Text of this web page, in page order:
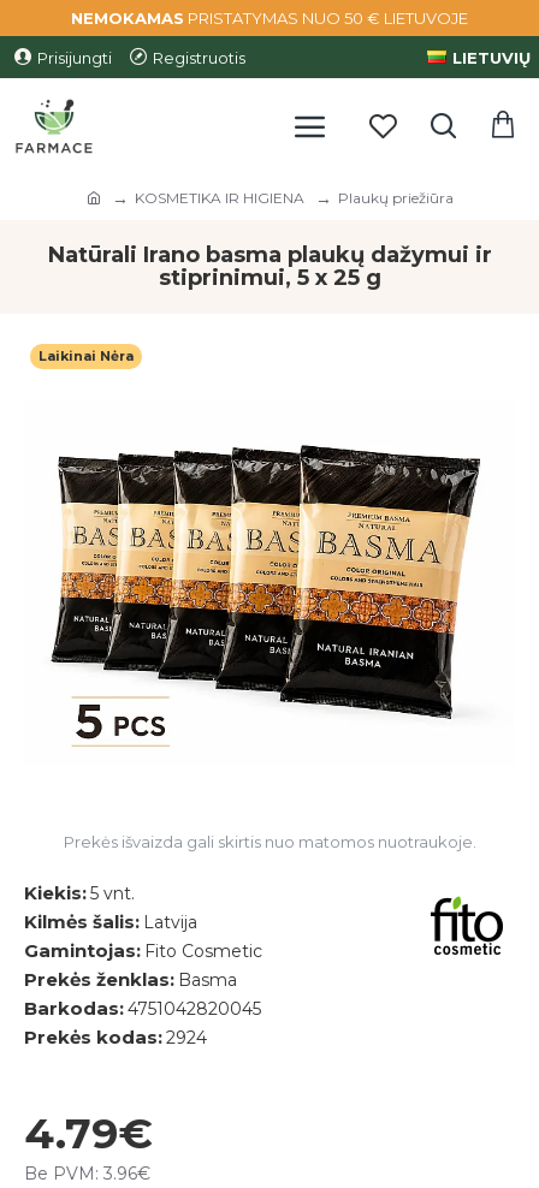
NEMOKAMAS PRISTATYMAS NUO 50 € LIETUVOJE
Prisijungti Registruotis LIETUVIŲ
KOSMETIKA IR HIGIENA Plaukų priežiūra
Natūrali Irano basma plaukų dažymui ir
stiprinimui, 5 x 25 g
Laikinai Nėra
Prekės išvaizda gali skirtis nuo matomos nuotraukoje.
Kiekis:5 vnt.
Kilmės šalis: Latvija
Gamintojas: Fito Cosmetic
Prekės ženklas: Basma
Barkodas:4751042820045
Prekės kodas:2924
4.79€
Be PVM: 3.96€